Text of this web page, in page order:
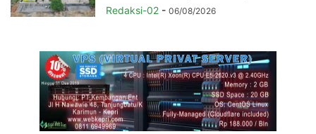
Redaksi-02 - 06/08/2026